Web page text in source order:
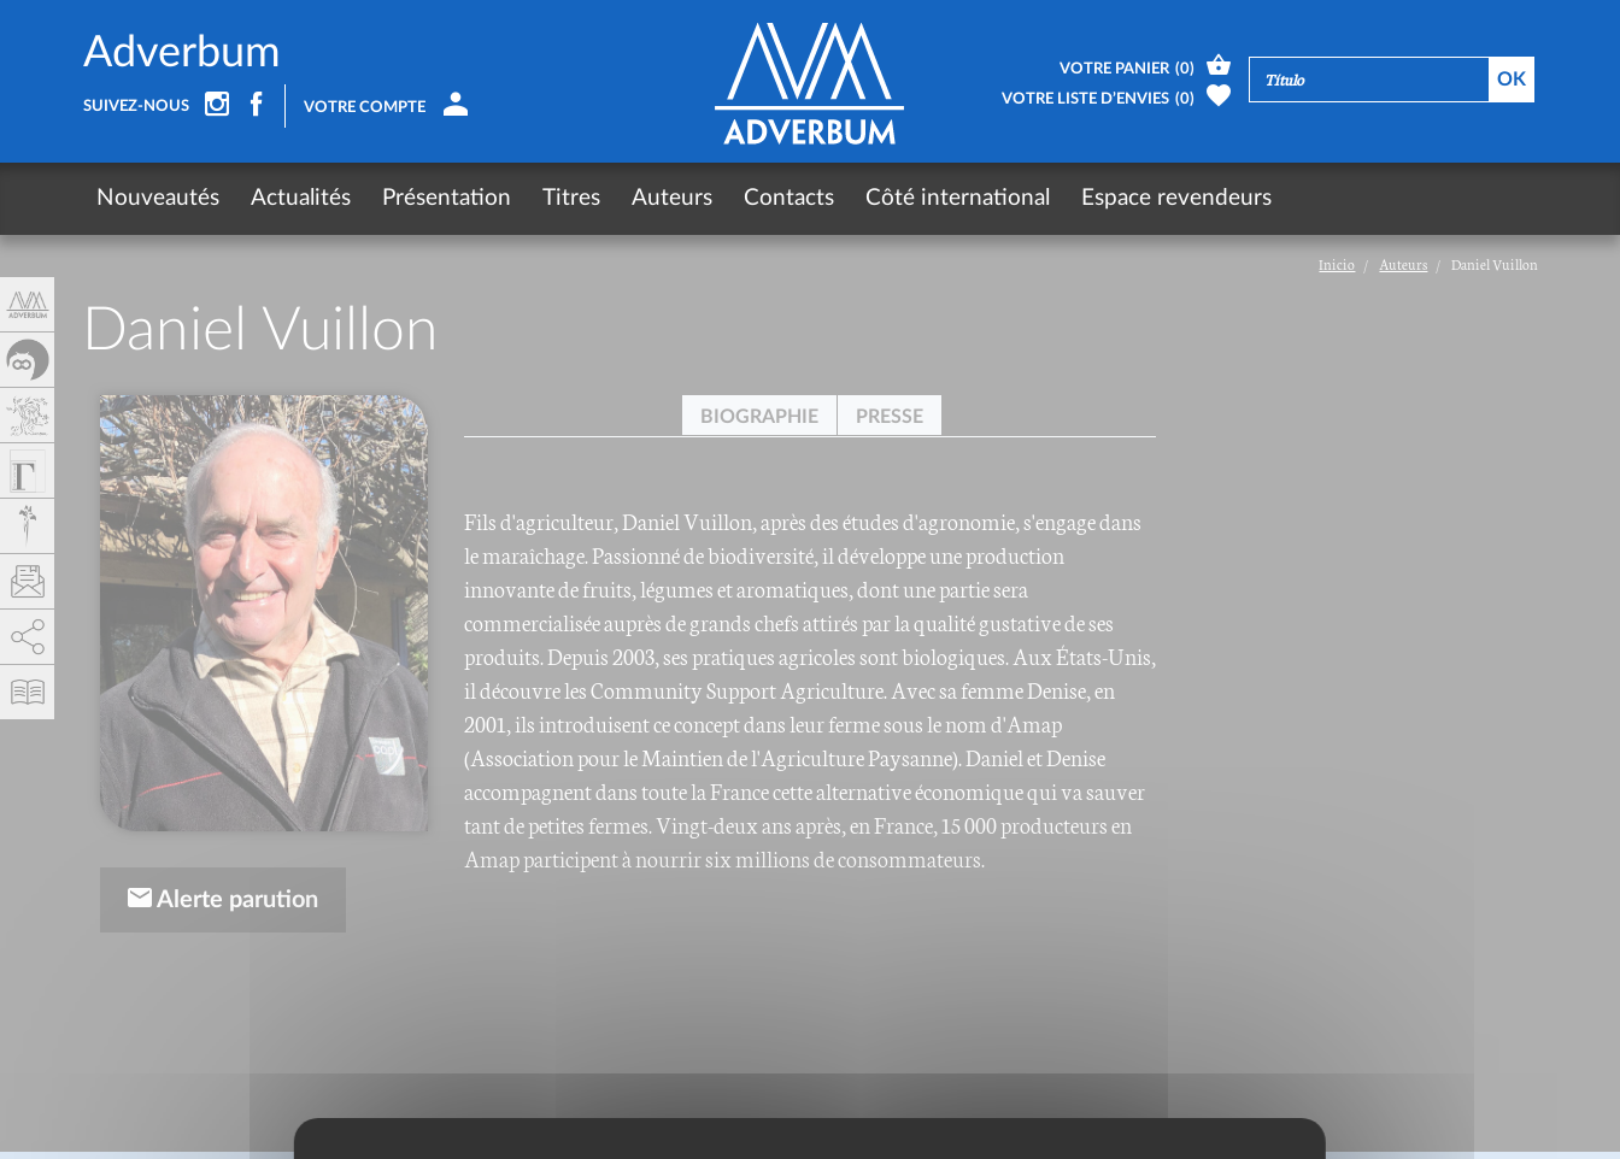
Inicio Auteurs Daniel Vuillon
Daniel Vuillon
Alerte parution
BIOGRAPHIE PRESSE
Fils d'agriculteur, Daniel Vuillon, après des études d'agronomie, s'engage dans
le maraîchage. Passionné de biodiversité, il développe une production
innovante de fruits, légumes et aromatiques, dont une partie sera
commercialisée auprès de grands chefs attirés par la qualité gustative de ses
produits. Depuis 2003, ses pratiques agricoles sont biologiques. Aux États-Unis,
il découvre les Community Support Agriculture. Avec sa femme Denise, en
2001, ils introduisent ce concept dans leur ferme sous le nom d'Amap
(Association pour le Maintien de l'Agriculture Paysanne). Daniel et Denise
accompagnent dans toute la France cette alternative économique qui va sauver
tant de petites fermes. Vingt-deux ans après, en France, 15 000 producteurs en
Amap participent à nourrir six millions de consommateurs.
Adverbum
SUIVEZ-NOUS VOTRE COMPTE
VOTRE PANIER (0)
VOTRE LISTE D’ENVIES (0)
Nouveautés Actualités Présentation Titres Auteurs Contacts Côté international Espace revendeurs
AddThis está deshabilitado. Permitir